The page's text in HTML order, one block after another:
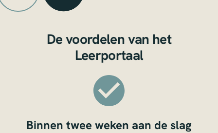
De voordelen van het
Leerportaal
Binnen twee weken aan de slag